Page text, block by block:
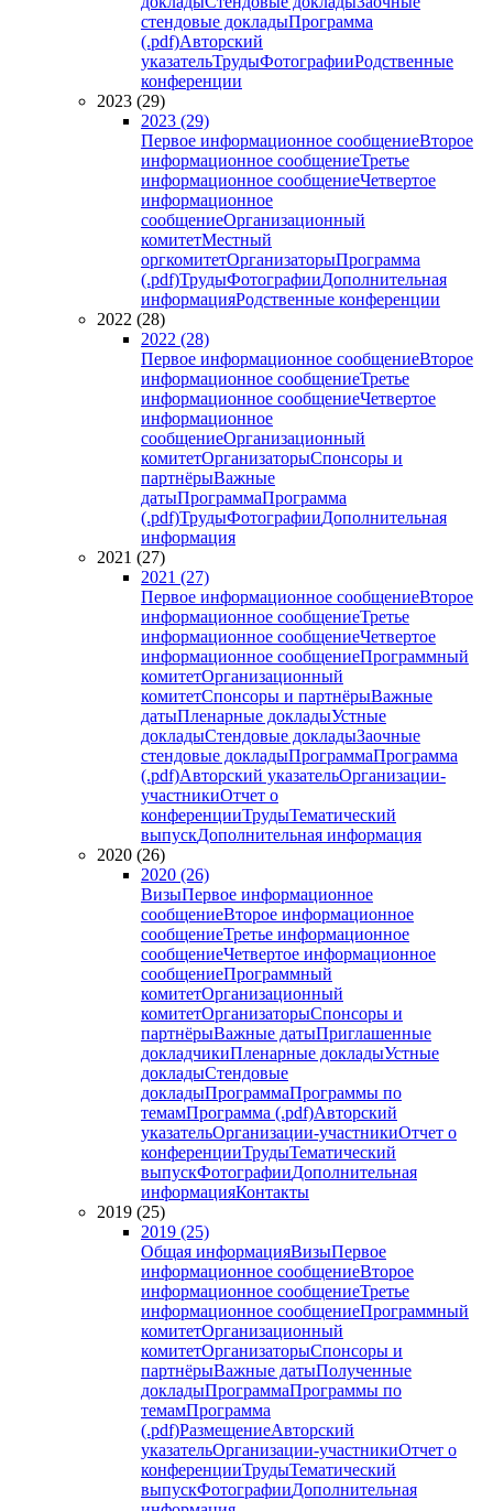
стендовые докладыПрограмма
(.pdf)Авторский
указательТрудыФотографииРодственные
конференции
2023 (29)
2023 (29)
Первое информационное сообщениеВторое
информационное сообщениеТретье
информационное сообщениеЧетвертое
информационное
сообщениеОрганизационный
комитетМестный
оргкомитетОрганизаторыПрограмма
(.pdf)ТрудыФотографииДополнительная
информацияРодственные конференции
2022 (28)
2022 (28)
Первое информационное сообщениеВторое
информационное сообщениеТретье
информационное сообщениеЧетвертое
информационное
сообщениеОрганизационный
комитетОрганизаторыСпонсоры и
партнёрыВажные
датыПрограммаПрограмма
(.pdf)ТрудыФотографииДополнительная
информация
2021 (27)
2021 (27)
Первое информационное сообщениеВторое
информационное сообщениеТретье
информационное сообщениеЧетвертое
информационное сообщениеПрограммный
комитетОрганизационный
комитетСпонсоры и партнёрыВажные
датыПленарные докладыУстные
докладыСтендовые докладыЗаочные
стендовые докладыПрограммаПрограмма
(.pdf)Авторский указательОрганизации-
участникиОтчет о
конференцииТрудыТематический
выпускДополнительная информация
2020 (26)
2020 (26)
ВизыПервое информационное
сообщениеВторое информационное
сообщениеТретье информационное
сообщениеЧетвертое информационное
сообщениеПрограммный
комитетОрганизационный
комитетОрганизаторыСпонсоры и
партнёрыВажные датыПриглашенные
докладчикиПленарные докладыУстные
докладыСтендовые
докладыПрограммаПрограммы по
темамПрограмма (.pdf)Авторский
указательОрганизации-участникиОтчет о
конференцииТрудыТематический
выпускФотографииДополнительная
информацияКонтакты
2019 (25)
2019 (25)
Общая информацияВизыПервое
информационное сообщениеВторое
информационное сообщениеТретье
информационное сообщениеПрограммный
комитетОрганизационный
комитетОрганизаторыСпонсоры и
партнёрыВажные датыПолученные
докладыПрограммаПрограммы по
темамПрограмма
(.pdf)РазмещениеАвторский
указательОрганизации-участникиОтчет о
конференцииТрудыТематический
выпускФотографииДополнительная